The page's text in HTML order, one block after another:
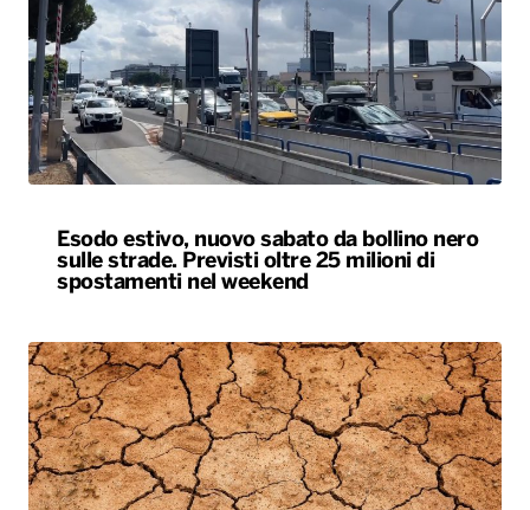
Esodo estivo, nuovo sabato da bollino nero
sulle strade. Previsti oltre 25 milioni di
spostamenti nel weekend